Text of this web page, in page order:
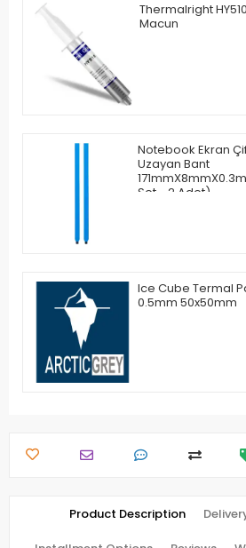
Thermalright
Macun
Notebook Ekran
Uzayan Bant
Set - 2 Adet)
Ice Cube Termal
0.5mm 50x50mm
Product Description